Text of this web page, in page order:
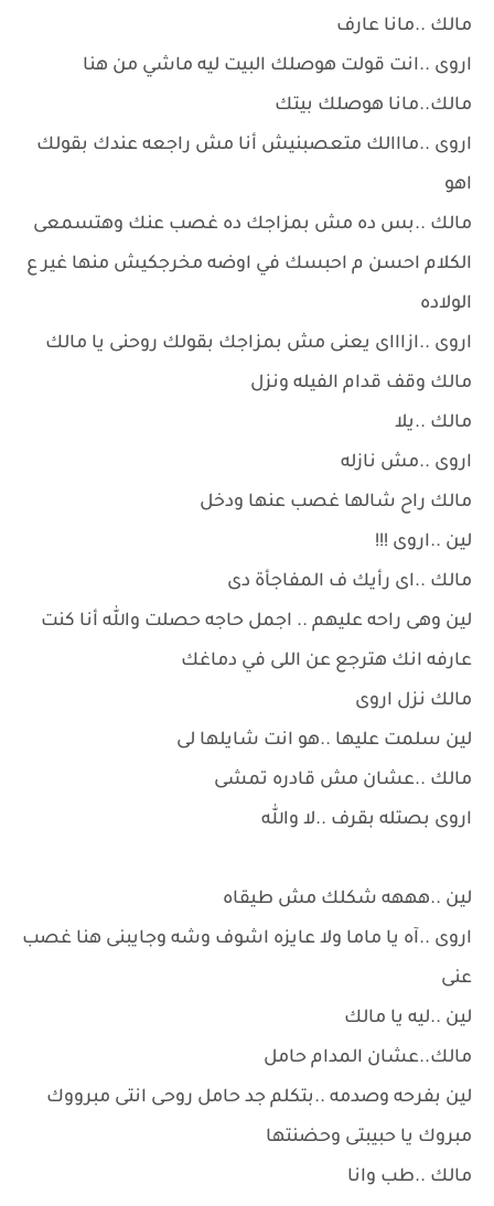
مالك ..مانا عارف
اروى ..انت قولت هوصلك البيت ليه ماشي من هنا
مالك..مانا هوصلك بيتك
اروى ..مااالك متعصبنيش أنا مش راجعه عندك بقولك
اهو
مالك ..بس ده مش بمزاجك ده غصب عنك وهتسمعى
الكلام احسن م احبسك في اوضه مخرجكيش منها غير ع
الولاده
اروى ..ازاااى يعنى مش بمزاجك بقولك روحنى يا مالك
مالك وقف قدام الفيله ونزل
مالك ..يلا
اروى ..مش نازله
مالك راح شالها غصب عنها ودخل
لين ..اروى !!!
مالك ..اى رأيك ف المفاجأة دى
لين وهى راحه عليهم .. اجمل حاجه حصلت والله أنا كنت
عارفه انك هترجع عن اللى في دماغك
مالك نزل اروى
لين سلمت عليها ..هو انت شايلها لى
مالك ..عشان مش قادره تمشى
اروى بصتله بقرف ..لا والله
لين ..هههه شكلك مش طيقاه
اروى ..آه يا ماما ولا عايزه اشوف وشه وجايبنى هنا غصب
عنى
لين ..ليه يا مالك
مالك..عشان المدام حامل
لين بفرحه وصدمه ..بتكلم جد حامل روحى انتى مبرووك
مبروك يا حبيبتى وحضنتها
مالك ..طب وانا